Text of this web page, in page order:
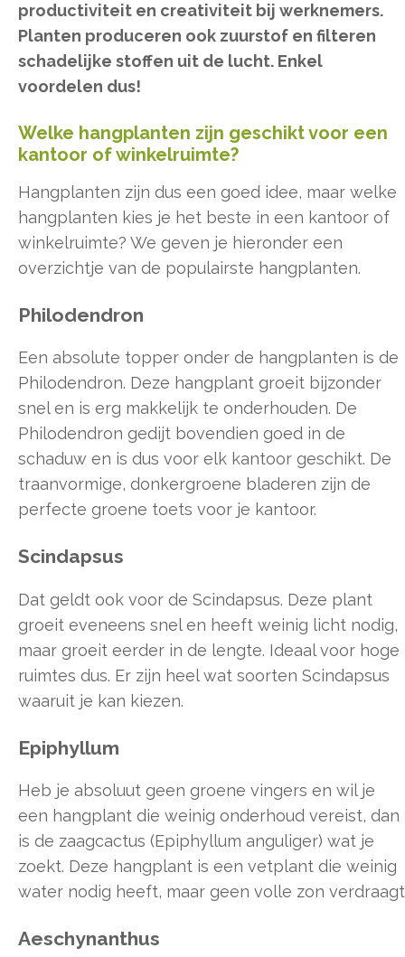
productiviteit en creativiteit bij werknemers.
Planten produceren ook zuurstof en filteren
schadelijke stoffen uit de lucht. Enkel
voordelen dus!
Welke hangplanten zijn geschikt voor een
kantoor of winkelruimte?
Hangplanten zijn dus een goed idee, maar welke
hangplanten kies je het beste in een kantoor of
winkelruimte? We geven je hieronder een
overzichtje van de populairste hangplanten.
Philodendron
Een absolute topper onder de hangplanten is de
Philodendron. Deze hangplant groeit bijzonder
snel en is erg makkelijk te onderhouden. De
Philodendron gedijt bovendien goed in de
schaduw en is dus voor elk kantoor geschikt. De
traanvormige, donkergroene bladeren zijn de
perfecte groene toets voor je kantoor.
Scindapsus
Dat geldt ook voor de Scindapsus. Deze plant
groeit eveneens snel en heeft weinig licht nodig,
maar groeit eerder in de lengte. Ideaal voor hoge
ruimtes dus. Er zijn heel wat soorten Scindapsus
waaruit je kan kiezen.
Epiphyllum
Heb je absoluut geen groene vingers en wil je
een hangplant die weinig onderhoud vereist, dan
is de zaagcactus (Epiphyllum anguliger) wat je
zoekt. Deze hangplant is een vetplant die weinig
water nodig heeft, maar geen volle zon
Aeschynanthus